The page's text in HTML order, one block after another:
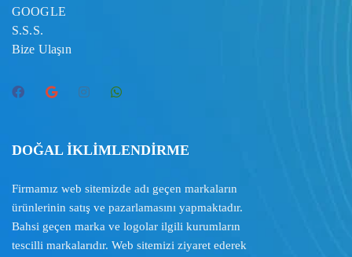
GOOGLE
S.S.S.
Bize Ulaşın
DOĞAL İKLİMLENDİRME
Firmamız web sitemizde adı geçen markaların
ürünlerinin satış ve pazarlamasını yapmaktadır.
Bahsi geçen marka ve logolar ilgili kurumların
tescilli markalarıdır. Web sitemizi ziyaret ederek